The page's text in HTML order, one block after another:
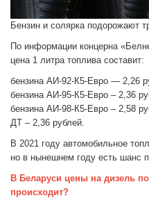
Бензин и солярка подорожают
По информации концерна
цена 1 литра топлива составит:
бензина АИ-92-К5-Евро — 2,26
бензина АИ-95-К5-Евро – 2,36
бензина АИ-98-К5-Евро – 2,58
ДТ – 2,36 рублей.
В 2021 году автомобильное
но в нынешнем году есть шанс
В Беларуси цены на дизель
происходит?